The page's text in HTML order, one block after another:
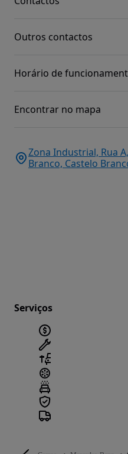
Outros contactos
Horário de
Encontrar no mapa
Zona Industrial, Rua
Branco, Castelo
Serviços